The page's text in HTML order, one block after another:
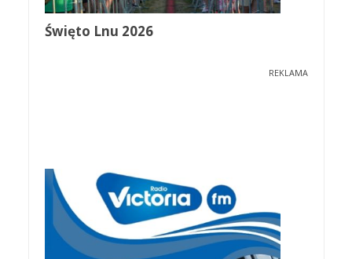
Święto Lnu 2026
REKLAMA